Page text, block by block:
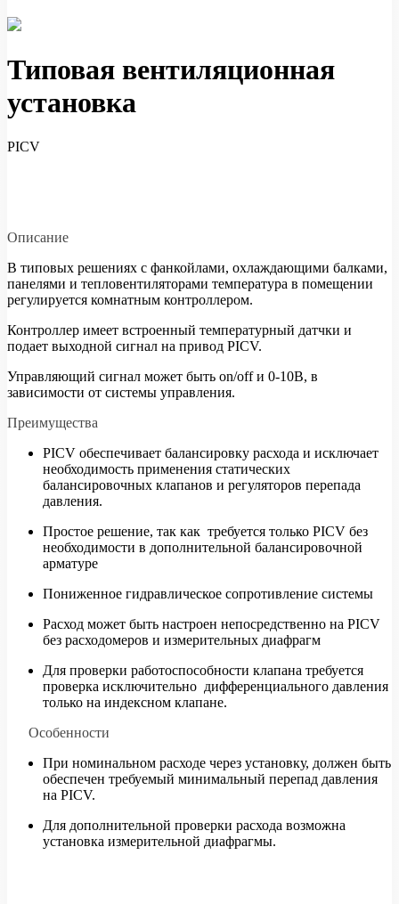
Типовая вентиляционная
установка
PICV
Описание
В типовых решениях с фанкойлами, охлаждающими балками,
панелями и тепловентиляторами температура в помещении
регулируется комнатным контроллером.
Контроллер имеет встроенный температурный датчки и
подает выходной сигнал на привод PICV.
Управляющий сигнал может быть on/off и 0-10В, в
зависимости от системы управления.
Преимущества
PICV обеспечивает балансировку расхода и исключает
необходимость применения статических
балансировочных клапанов и регуляторов перепада
давления.
Простое решение, так как требуется только PICV без
необходимости в дополнительной балансировочной
арматуре
Пониженное гидравлическое сопротивление системы
Расход может быть настроен непосредственно на PICV
без расходомеров и измерительных диафрагм
Для проверки работоспособности клапана требуется
проверка исключительно дифференциального давления
только на индексном клапане.
Особенности
При номинальном расходе через установку, должен быть
обеспечен требуемый минимальный перепад давления
на PICV.
Для дополнительной проверки расхода возможна
установка измерительной диафрагмы.